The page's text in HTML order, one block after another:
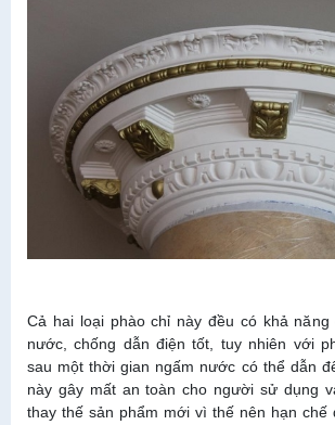
Cả hai loại phào chỉ này đều có khả năng
nước, chống dẫn điện tốt, tuy nhiên với
sau một thời gian ngấm nước có thể dẫn
này gây mất an toàn cho người sử dụng
thay thế sản phẩm mới vì thế nên hạn chế